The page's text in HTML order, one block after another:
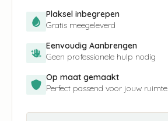
Plaksel inbegrepen
Gratis meegeleverd
Eenvoudig Aanbrengen
Geen professionele hulp nodig
Op maat gemaakt
Perfect passend voor jouw ruimte